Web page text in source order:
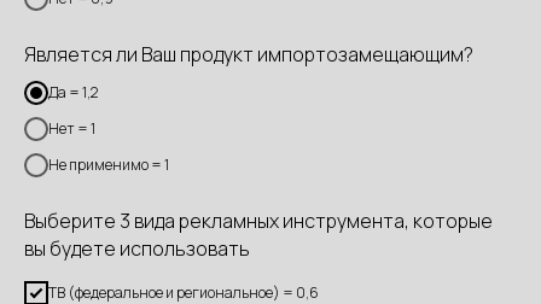
Является ли Ваш продукт импортозамещающим?
Да = 1,2
Нет = 1
Не применимо = 1
Выберите 3 вида рекламных инструмента, которые
вы будете использовать
ТВ (федеральное и региональное) = 0,6